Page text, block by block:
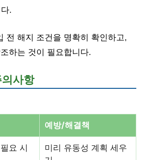
.
전 해지 조건을 명확히 확인하고,
하는 것이 필요합니다.
사항
예방/해결책
요 시
미리 유동성 계획 세우